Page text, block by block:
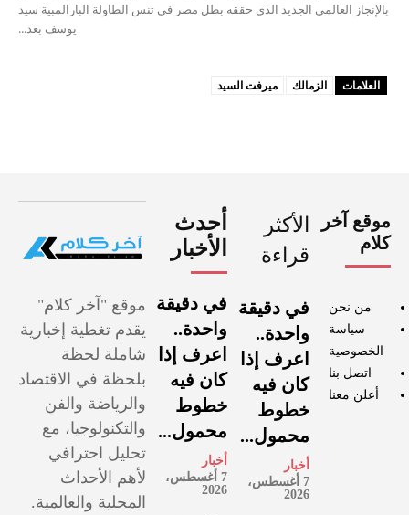
بالإنجاز العالمي الجديد الذي حققه بطل مصر في تنس الطاولة البارالمبية سيد
يوسف بعد...
العلامات الزمالك ميرفت السيد
موقع آخر
كلام
من نحن
سياسة
الخصوصية
اتصل بنا
أعلن معنا
الأكثر
قراءة
في دقيقة
واحدة..
اعرف إذا
كان فيه
خطوط
محمول...
أخبار
7 أغسطس،
2026
أحدث
الأخبار
في دقيقة
واحدة..
اعرف إذا
كان فيه
خطوط
محمول...
أخبار
7 أغسطس،
2026
موقع "آخر كلام"
يقدم تغطية إخبارية
شاملة لحظة
بلحظة في الاقتصاد
والرياضة والفن
والتكنولوجيا، مع
تحليل احترافي
لأهم الأحداث
المحلية والعالمية.